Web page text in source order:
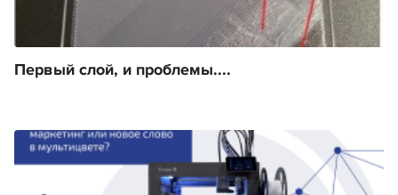
Первый слой, и проблемы....